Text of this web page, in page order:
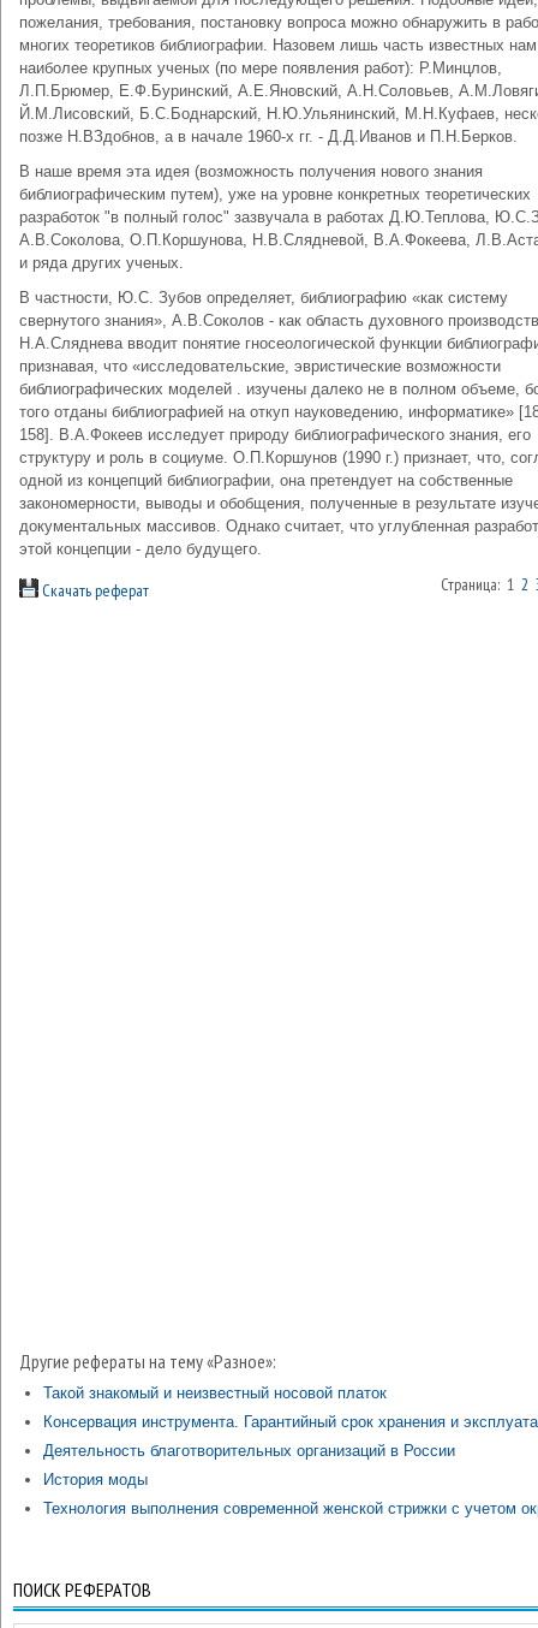
пожелания, требования, постановку вопроса можно обнаружить в
многих теоретиков библиографии. Назовем лишь часть известных
наиболее крупных ученых (по мере появления работ): Р.Минцлов,
Л.П.Брюмер, Е.Ф.Буринский, А.Е.Яновский, А.Н.Соловьев,
Й.М.Лисовский, Б.С.Боднарский, Н.Ю.Ульянинский, М.Н.Куфаев,
позже Н.ВЗдобнов, а в начале 1960-х гг. - Д.Д.Иванов и П.Н.Берков.
В наше время эта идея (возможность получения нового знания
библиографическим путем), уже на уровне конкретных теоретических
разработок "в полный голос" зазвучала в работах Д.Ю.Теплова,
А.В.Соколова, О.П.Коршунова, Н.В.Слядневой, В.А.Фокеева,
и ряда других ученых.
В частности, Ю.С. Зубов определяет, библиографию «как систему
свернутого знания», А.В.Соколов - как область духовного
Н.А.Сляднева вводит понятие гносеологической функции
признавая, что «исследовательские, эвристические возможности
библиографических моделей . изучены далеко не в полном объеме,
того отданы библиографией на откуп науковедению, информатике»
158]. В.А.Фокеев исследует природу библиографического знания, его
структуру и роль в социуме. О.П.Коршунов (1990 г.) признает, что,
одной из концепций библиографии, она претендует на собственные
закономерности, выводы и обобщения, полученные в результате
документальных массивов. Однако считает, что углубленная
этой концепции - дело будущего.
Скачать реферат Страница: 1 2
Другие рефераты на тему «Разное»:
Такой знакомый и неизвестный носовой платок
Консервация инструмента. Гарантийный срок хранения и
Деятельность благотворительных организаций в России
История моды
Технология выполнения современной женской стрижки с учетом
ПОИСК РЕФЕРАТОВ